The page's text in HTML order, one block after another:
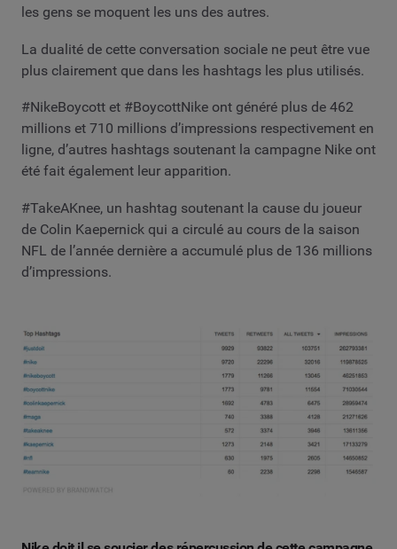
les gens se moquent les uns des autres.
La dualité de cette conversation sociale ne peut être vue
plus clairement que dans les hashtags les plus utilisés.
#NikeBoycott et #BoycottNike ont généré plus de 462
millions et 710 millions d’impressions respectivement en
ligne, d’autres hashtags soutenant la campagne Nike ont
été fait également leur apparition.
#TakeAKnee, un hashtag soutenant la cause du joueur
de Colin Kaepernick qui a circulé au cours de la saison
NFL de l’année dernière a accumulé plus de 136 millions
d’impressions.